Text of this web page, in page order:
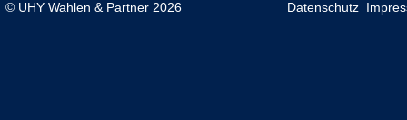
© UHY Wahlen & Partner 2026 Datenschutz